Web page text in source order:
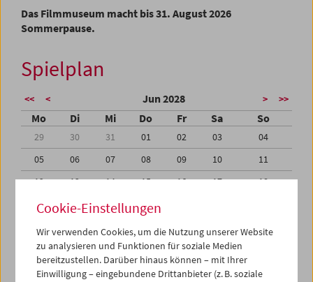
Das Filmmuseum macht bis 31. August 2026
Sommerpause.
Spielplan
<< < Jun 2028 > >>
Mo Di Mi Do Fr Sa So
29 30 31 01 02 03
04
05
06 07 08 09 10
11
12
13 14 15 16 17
18
19
20 21 22
26
28 30
02
03
04 05 06 07 08
Cookie-Einstellungen
Wir verwenden Cookies, um die Nutzung unserer Website
zu analysieren und Funktionen für soziale Medien
bereitzustellen. Darüber hinaus können – mit Ihrer
Einwilligung – eingebundene Drittanbieter (z. B. soziale